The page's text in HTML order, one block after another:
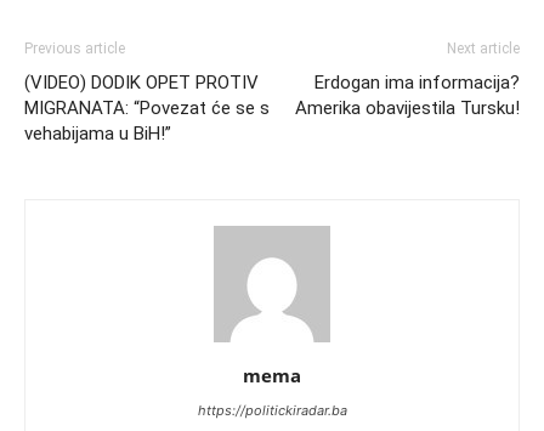
Previous article
(VIDEO) DODIK OPET PROTIV
MIGRANATA: “Povezat će se s
vehabijama u BiH!”
Next article
Erdogan ima informacija?
Amerika obavijestila Tursku!
mema
https://politickiradar.ba